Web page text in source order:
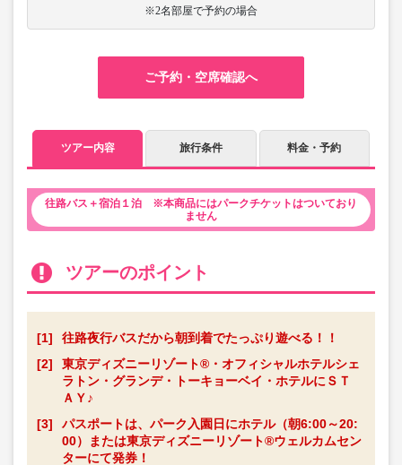
※2名部屋で予約の場合
ご予約・空席確認へ
ツアー内容 旅行条件 料金・予約
往路バス＋宿泊１泊 ※本商品にはパークチケットはついており
ません
ツアーのポイント
[1]
往路夜行バスだから朝到着でたっぷり遊べる！！
[2]
東京ディズニーリゾート®・オフィシャルホテルシェ
ラトン・グランデ・トーキョーベイ・ホテルにＳＴ
ＡＹ♪
[3]
パスポートは、パーク入園日にホテル（朝6:00～20:
00）または東京ディズニーリゾート®ウェルカムセン
ターにて発券！